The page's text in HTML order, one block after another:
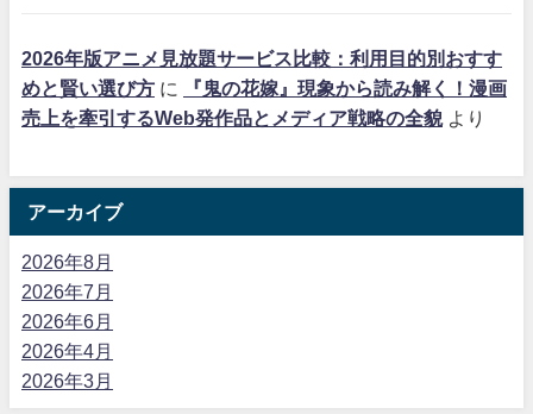
2026年版アニメ見放題サービス比較：利用目的別おすす
めと賢い選び方 に
『鬼の花嫁』現象から読み解く！漫画
売上を牽引するWeb発作品とメディア戦略の全貌 より
アーカイブ
2026年8月
2026年7月
2026年6月
2026年4月
2026年3月